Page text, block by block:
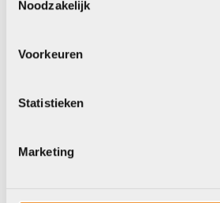
Noodzakelijk
Voorkeuren
Statistieken
Marketing